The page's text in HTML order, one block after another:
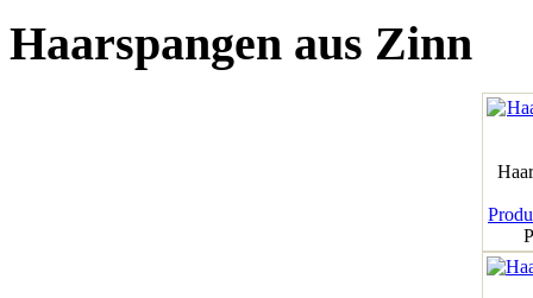
Haarspangen aus Zinn